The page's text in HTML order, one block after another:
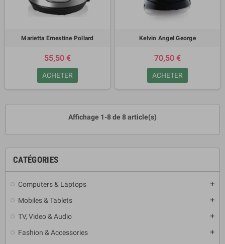
CATÉGORIES
Computers & Laptops add
Mobiles & Tablets add
TV, Video & Audio add
Fashion & Accessories add
Marietta Ernestine Pollard
55,50 €
ACHETER
Kelvin Angel George
70,50 €
ACHETER
Affichage 1-8 de 8 article(s)